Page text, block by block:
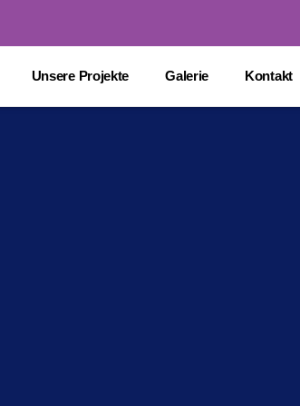
Unsere Projekte Galerie Kontakt